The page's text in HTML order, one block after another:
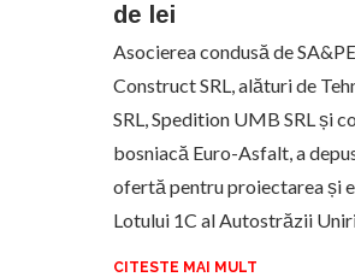
de lei
Asocierea condusă de SA&PE
Construct SRL, alături de
SRL, Spedition UMB SRL și
bosniacă Euro-Asfalt, a
ofertă pentru proiectarea și
Lotului 1C al Autostrăzii
CITESTE MAI MULT